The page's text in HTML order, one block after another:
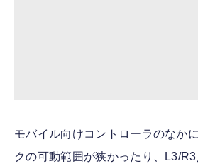
モバイル向けコントローラのなか
クの可動範囲が狭かったり、L3/R3